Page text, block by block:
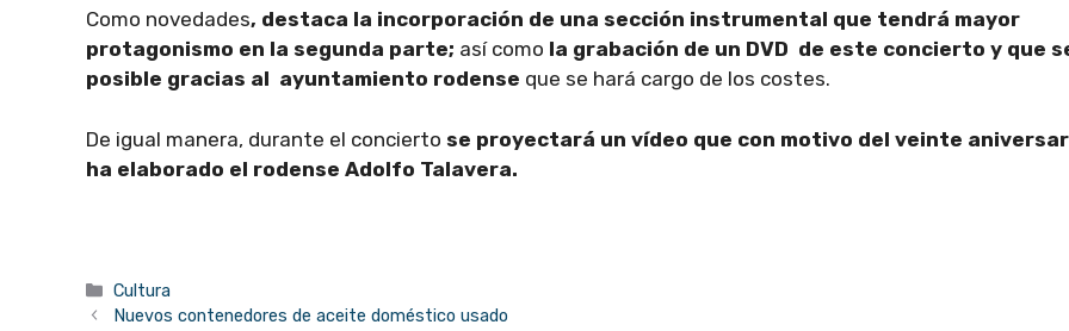
Como novedades, destaca la incorporación de una sección instrumental que tendrá mayor
protagonismo en la segunda parte; así como la grabación de un DVD de este concierto y que
posible gracias al ayuntamiento rodense que se hará cargo de los costes.
De igual manera, durante el concierto se proyectará un vídeo que con motivo del veinte
ha elaborado el rodense Adolfo Talavera.
Categorías
Cultura
Nuevos contenedores de aceite doméstico usado